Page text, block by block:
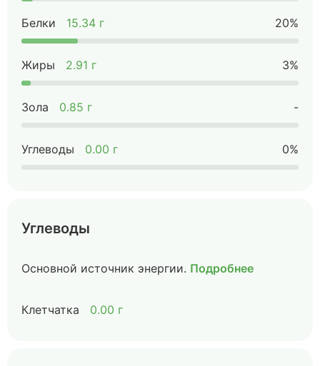
Белки 15.34 г 20%
Жиры 2.91 г 3%
Зола 0.85 г -
Углеводы 0.00 г 0%
Углеводы
Основной источник энергии. Подробнее
Клетчатка 0.00 г